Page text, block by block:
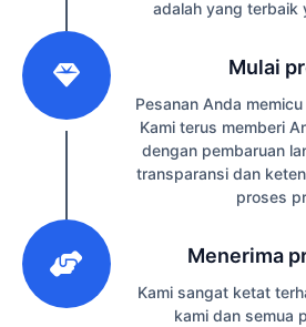
adalah yang terbaik
Mulai
Pesanan Anda
Kami terus memberi
dengan pembaruan
transparansi dan
proses
Menerima
Kami sangat ketat
kami dan semua